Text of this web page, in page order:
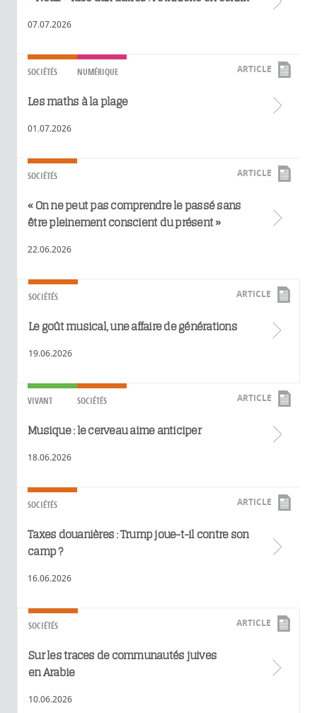
07.07.2026
SOCIÉTÉS NUMÉRIQUE ARTICLE
Les maths à la plage
01.07.2026
SOCIÉTÉS ARTICLE
« On ne peut pas comprendre le passé sans
être pleinement conscient du présent »
22.06.2026
SOCIÉTÉS ARTICLE
Le goût musical, une affaire de générations
19.06.2026
VIVANT SOCIÉTÉS ARTICLE
Musique : le cerveau aime anticiper
18.06.2026
SOCIÉTÉS ARTICLE
Taxes douanières : Trump joue-t-il contre son
camp ?
16.06.2026
SOCIÉTÉS ARTICLE
Sur les traces de communautés juives
en Arabie
10.06.2026